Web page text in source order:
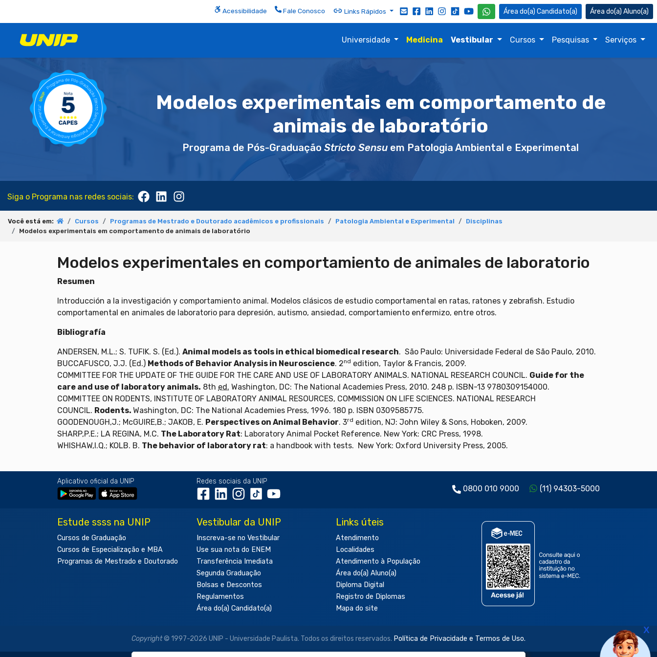
Acessibilidade Fale Conosco Links Rápidos Candidato(a) Aluno(a)
Universidade Medicina Vestibular Cursos Pesquisas Serviços
Modelos experimentais em comportamento de
animais de laboratório
Programa de Pós-Graduação Stricto Sensu em Patologia Ambiental e Experimental
Siga o Programa nas redes sociais:
Você está em: Cursos Programas de Mestrado e Doutorado acadêmicos e profissionais Patologia Ambiental e Experimental
Disciplinas
Modelos experimentais em comportamento de animais de laboratório
Modelos experimentales en comportamiento de animales de laboratorio
Resumen
Introducción a la investigación y comportamiento animal. Modelos clásicos de estudio comportamental en ratas, ratones y zebrafish. Estudio
comportamental en animales de laboratorio para depresión, autismo, ansiedad, comportamiento enfermizo, entre otros.
Bibliografía
ANDERSEN, M.L.; S. TUFIK. S. (Ed.). Animal models as tools in ethical biomedical research. São Paulo: Universidade Federal de São Paulo, 2010.
BUCCAFUSCO, J.J. (Ed.) Methods of Behavior Analysis in Neuroscience. 2nd edition, Taylor & Francis, 2009.
COMMITTEE FOR THE UPDATE OF THE GUIDE FOR THE CARE AND USE OF LABORATORY ANIMALS. NATIONAL RESEARCH COUNCIL. Guide for the
care and use of laboratory animals. 8th ed. Washington, DC: The National Academies Press, 2010. 248 p. ISBN-13 9780309154000.
COMMITTEE ON RODENTS, INSTITUTE OF LABORATORY ANIMAL RESOURCES, COMMISSION ON LIFE SCIENCES. NATIONAL RESEARCH
COUNCIL. Rodents. Washington, DC: The National Academies Press, 1996. 180 p. ISBN 0309585775.
GOODENOUGH,J.; McGUIRE,B.; JAKOB, E. Perspectives on Animal Behavior. 3rd edition, NJ: John Wiley & Sons, Hoboken, 2009.
SHARP,P.E.; LA REGINA, M.C. The Laboratory Rat: Laboratory Animal Pocket Reference. New York: CRC Press, 1998.
WHISHAW,I.Q.; KOLB. B. The behavior of laboratory rat: a handbook with tests. New York: Oxford University Press, 2005.
Aplicativo oficial da UNIP Redes sociais da UNIP
0800 010 9000 (11) 94303-5000
Estude ssss na UNIP
Cursos de Graduação
Cursos de Especialização e MBA
Programas de Mestrado e Doutorado
Vestibular da UNIP
Inscreva-se no Vestibular
Use sua nota do ENEM
Transferência Imediata
Segunda Graduação
Bolsas e Descontos
Regulamentos
Área do(a) Candidato(a)
Links úteis
Atendimento
Localidades
Atendimento à População
Área do(a) Aluno(a)
Diploma Digital
Registro de Diplomas
Mapa do site
Copyright© 1997-2026 UNIP - Universidade Paulista. Todos os direitos reservados. Política de Privacidade e Termos de Uso.
X